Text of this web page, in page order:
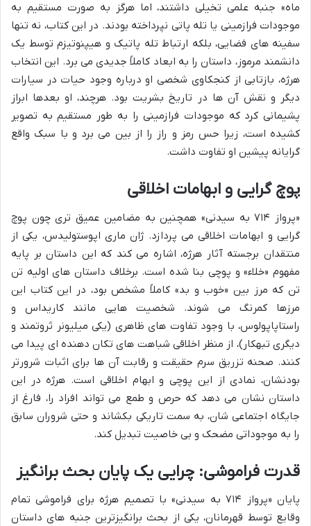
ماه» جنبه علمی تخیلی داشتند، اما هرگز به صورت مستقیم به
موجودات فرازمینی یا تله پاتی نپرداخته بودند. در این کتاب، نه تنها
سفینه های فضایی، بلکه ارتباط تله پاتیک و هیپنوتیزم توسط یک
دانشمند مرموز، داستان را به ابعاد کاملاً جدیدی می برد. این انتخاب
هرژه، بازتابی از کنجکاوی شخصی او درباره وجود حیات در سیارات
دیگر و نقش آن ها در تاریخ بشریت بود. هرچند، او بعدها ابراز
پشیمانی کرد که موجودات فرازمینی را به طور مستقیم به تصویر
کشیده است، زیرا حس رمز و راز را از بین می برد و با سبک واقع
گرایانه پیشین او تفاوت داشت.
پوچ گرایی و ابهامات اخلاقی
«پرواز ۷۱۴ به سیدنی» همچنین به مضامین عمیق تری چون پوچ
گرایی و ابهامات اخلاقی می پردازد. ژان ماری اپوستولیدس، یکی از
منتقدان برجسته آثار هرژه، اشاره می کند که این داستان بر پایه
مفهوم «خلاء» و پوچی بنا شده است. برخلاف داستان های اولیه تن
تن که مرز بین «خوب و بد» کاملاً مشخص بود، در این کتاب این
مرزها کمرنگ می شوند. شخصیت هایی مانند کاریداس و
راستاپاپولوس، با وجود تفاوت های ظاهری (یکی میلیونر ثروتمند و
دیگری تبهکار)، از منظر اخلاقی شباهت های تکان دهنده ای پیدا می
کنند. صحنه تزریق سرم حقیقت و رقابت آن ها برای اثبات شرورتر
بودنشان، نمادی از این پوچی و ابهام اخلاقی است. هرژه در این
داستان نشان می دهد که حرص و طمع می تواند افراد را، فارغ از
جایگاه اجتماعی شان، به سمت تاریکی بکشاند و حتی شروران سابق
را به موجوداتی مضحک و بی خاصیت تبدیل کند.
قدرت فراموشی: چرایی یک پایان بحث برانگیز
پایان «پرواز ۷۱۴ به سیدنی» با تصمیم هرژه برای فراموشی تمام
وقایع توسط قهرمانان، یکی از بحث برانگیزترین جنبه های داستان